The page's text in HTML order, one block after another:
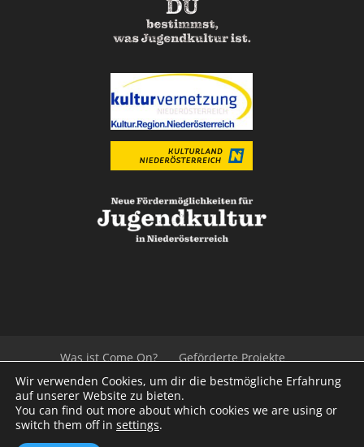
Was ist Come On?
Geförderte Projekte
Der Beirat
Impressum/Datenschutz
Links
Presse
© 2020Kulturvernetzung Niederösterreich
Wir verwenden Cookies, um dir die bestmögliche Erfahrung
auf unserer Website zu bieten.
You can find out more about which cookies we are using or
switch them off in settings.